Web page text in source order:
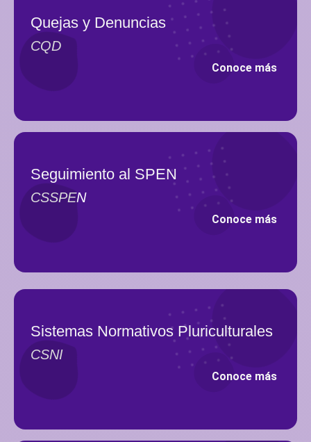
Quejas y Denuncias
CQD
Conoce más
Seguimiento al SPEN
CSSPEN
Conoce más
Sistemas Normativos Pluriculturales
CSNI
Conoce más